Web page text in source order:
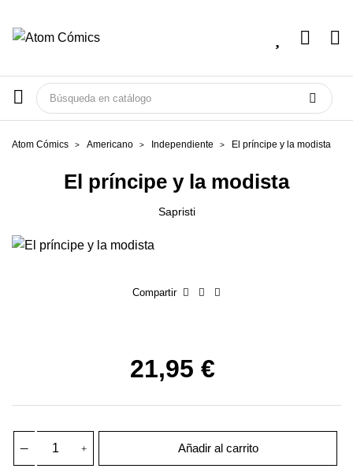
Atom Cómics Americano Independiente El príncipe y la modista
El príncipe y la modista
Sapristi
Compartir
21,95 €
Añadir al carrito